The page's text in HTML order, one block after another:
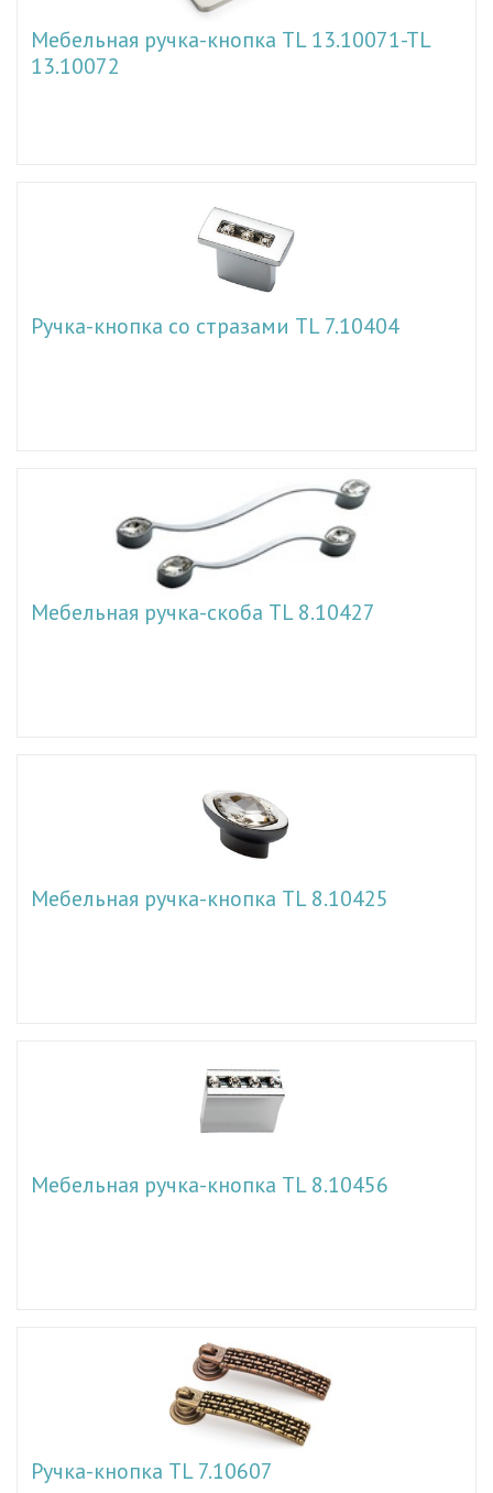
Мебельная ручка-кнопка TL 13.10071-TL
13.10072
Ручка-кнопка со стразами TL 7.10404
Мебельная ручка-скоба TL 8.10427
Мебельная ручка-кнопка TL 8.10425
Мебельная ручка-кнопка TL 8.10456
Ручка-кнопка TL 7.10607